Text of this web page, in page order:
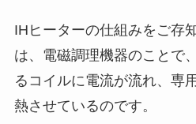
IHヒーターの仕組みをご存
は、電磁調理機器のことで
るコイルに電流が流れ、専
熱させているのです。